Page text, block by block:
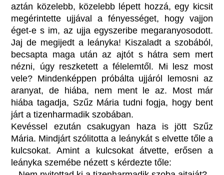
aztán közelebb, közelebb lépett hozzá, egy kicsit
megérintette ujjával a fényességet, hogy vajjon
éget-e s im, az ujja egyszeribe megaranyosodott.
Jaj de megijedt a leányka! Kiszaladt a szobából,
becsapta maga után az ajtót s hátra sem mert
nézni, úgy reszketett a félelemtől. Mi lesz most
vele? Mindenképpen próbálta ujjáról lemosni az
aranyat, de hiába, nem ment le az. Most már
hiába tagadja, Szűz Mária tudni fogja, hogy bent
járt a tizenharmadik szobában.
Kevéssel ezután csakugyan haza is jött Szűz
Mária. Mindjárt szólitotta a leánykát s elvette tőle a
kulcsokat. Amint a kulcsokat átvette, erősen a
leányka szemébe nézett s kérdezte tőle: